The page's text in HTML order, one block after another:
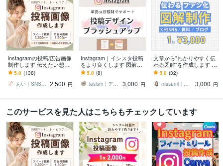
instagramの投稿/広告画像
制作します 伝えたい想い
を、目に留まるデザイン
へ
5.0 (138)
あい｜SNSデザイン 2,500 円
Instagram｜インスタ投稿
をより良くします 図解化
で直感的に分かりやすく
なる！テキストだけの投
稿は卒業！
5.0 (8)
tasism｜デザインとSNSマーケター
3,000 円
文章から"わかりやすく伝
わる図解"を作成します ブ
ログ図解・X図解・コンテ
ンツ図解お任せくださ
い！
5.0 (32)
masami｜スライド・Webデザイナー
3,000 円
このサービスを見た人はこちらもチェックしています